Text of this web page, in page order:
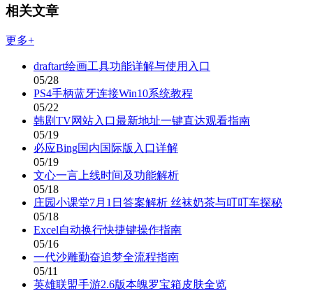
相关文章
更多+
draftart绘画工具功能详解与使用入口
05/28
PS4手柄蓝牙连接Win10系统教程
05/22
韩剧TV网站入口最新地址一键直达观看指南
05/19
必应Bing国内国际版入口详解
05/19
文心一言上线时间及功能解析
05/18
庄园小课堂7月1日答案解析 丝袜奶茶与叮叮车探秘
05/18
Excel自动换行快捷键操作指南
05/16
一代沙雕勤奋追梦全流程指南
05/11
英雄联盟手游2.6版本魄罗宝箱皮肤全览